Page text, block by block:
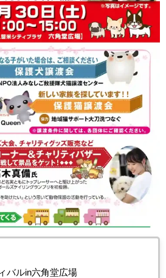
バルin六角堂広場